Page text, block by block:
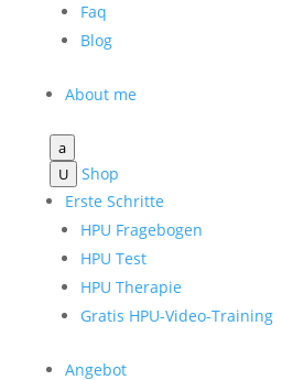
Faq
Blog
About me
a
U
Shop
Erste Schritte
HPU Fragebogen
HPU Test
HPU Therapie
Gratis HPU-Video-Training
Angebot